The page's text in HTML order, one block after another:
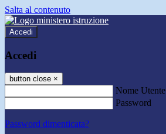
Salta al contenuto
Accedi
Accedi
button close ×
Nome Utente
Password
Password dimenticata?